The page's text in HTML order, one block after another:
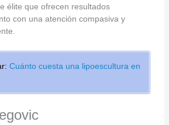
élite que ofrecen resultados
con una atención compasiva y
Cuánto cuesta una lipoescultura en